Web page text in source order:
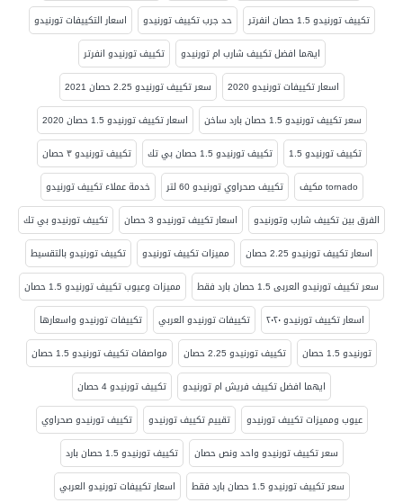
تكييف تورنيدو 1.5 حصان انفرتر
حد جرب تكييف تورنيدو
اسعار التكييفات تورنيدو
ايهما افضل تكييف شارب ام تورنيدو
تكييف تورنيدو انفرتر
اسعار تكييفات تورنيدو 2020
سعر تكييف تورنيدو 2.25 حصان 2021
سعر تكييف تورنيدو 1.5 حصان بارد ساخن
اسعار تكييف تورنيدو 1.5 حصان 2020
تكييف تورنيدو 1.5
تكييف تورنيدو 1.5 حصان بي تك
تكييف تورنيدو ٣ حصان
tornado مكيف
تكييف صحراوي تورنيدو 60 لتر
خدمة عملاء تكييف تورنيدو
الفرق بين تكييف شارب وتورنيدو
اسعار تكييف تورنيدو 3 حصان
تكييف تورنيدو بي تك
اسعار تكييف تورنيدو 2.25 حصان
مميزات تكييف تورنيدو
تكييف تورنيدو بالتقسيط
سعر تكييف تورنيدو العربى 1.5 حصان بارد فقط
مميزات وعيوب تكييف تورنيدو 1.5 حصان
اسعار تكييف تورنيدو ٢٠٢٠
تكييفات تورنيدو العربي
تكييفات تورنيدو واسعارها
تورنيدو 1.5 حصان
تكييف تورنيدو 2.25 حصان
مواصفات تكييف تورنيدو 1.5 حصان
ايهما افضل تكييف فريش ام تورنيدو
تكييف تورنيدو 4 حصان
عيوب ومميزات تكييف تورنيدو
تقييم تكييف تورنيدو
تكييف تورنيدو صحراوي
سعر تكييف تورنيدو واحد ونص حصان
تكييف تورنيدو 1.5 حصان بارد
سعر تكييف تورنيدو 1.5 حصان بارد فقط
اسعار تكييفات تورنيدو العربي